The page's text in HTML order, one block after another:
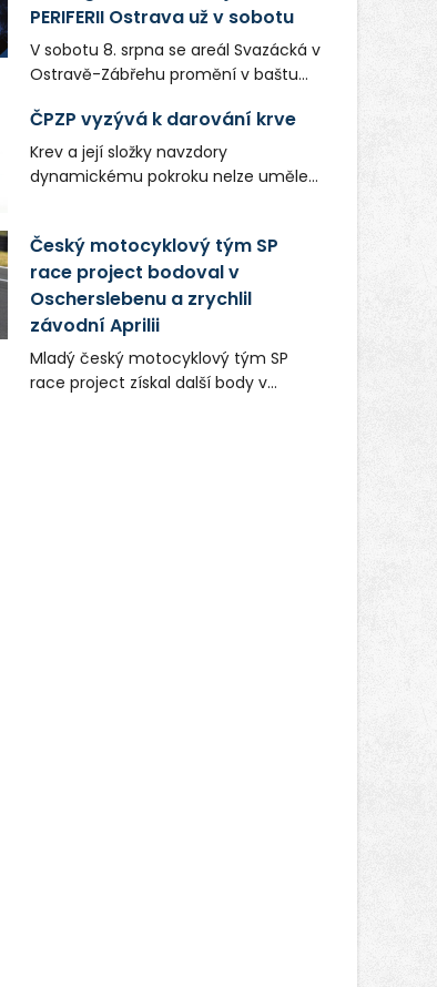
PERIFERII Ostrava už v sobotu
V sobotu 8. srpna se areál Svazácká v
Ostravě-Zábřehu promění v baštu
hudby. Uskuteční se zde totiž první
ročník festivalu PERIFERIE Ostrava.
Brány areálu se otevřou půlhodinu po
Vstupenky v ceně 450 Kč jsou v
prodeji.
ČPZP vyzývá k darování krve
Krev a její složky navzdory
dynamickému pokroku nelze uměle
nenahraditelnou tělní tekutinu
neobejde. Naléhavá potřeba doplnit
krevní zásoby nastává vždy v létě,
kdy stoupá počet úrazů. Česká
průmyslová zdravotní pojišťovna
(ČPZP) apeluje na všechny, kteří se
těší dobrému zdraví, aby se stali
Český motocyklový tým SP
race project bodoval v
Oscherslebenu a zrychlil
závodní Aprilii
Mladý český motocyklový tým SP
race project získal další body v